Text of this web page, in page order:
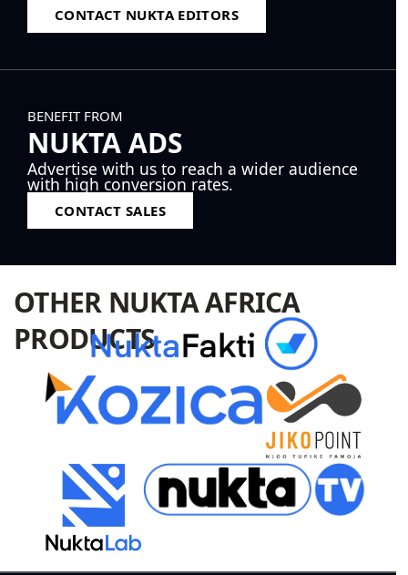
CONTACT NUKTA EDITORS
BENEFIT FROM
NUKTA ADS
Advertise with us to reach a wider audience
with high conversion rates.
CONTACT SALES
OTHER NUKTA AFRICA
PRODUCTS